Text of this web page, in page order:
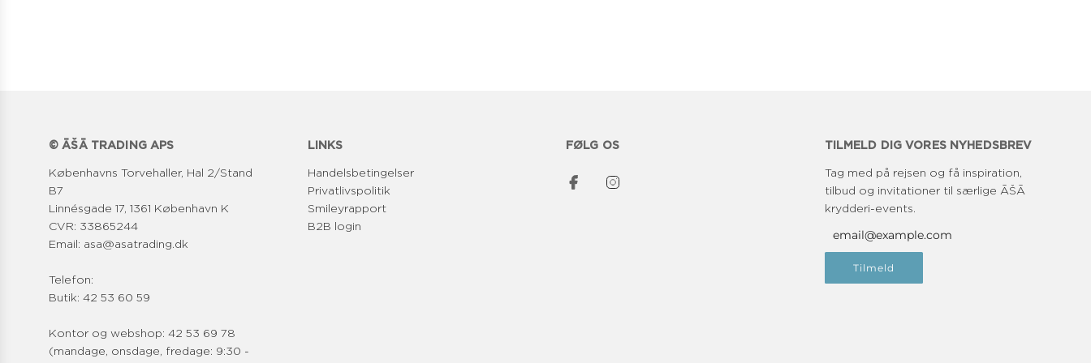
© ĀŠĀ TRADING APS
Københavns Torvehaller, Hal 2/Stand
B7
Linnésgade 17, 1361 København K
CVR: 33865244
Email: asa@asatrading.dk
Telefon:
Butik: 42 53 60 59
Kontor og webshop: 42 53 69 78
(mandage, onsdage, fredage: 9:30 -
LINKS
Handelsbetingelser
Privatlivspolitik
Smileyrapport
B2B login
FØLG OS TILMELD DIG VORES NYHEDSBREV
Tag med på rejsen og få inspiration,
tilbud og invitationer til særlige ĀŠĀ
krydderi-events.
Tilmeld